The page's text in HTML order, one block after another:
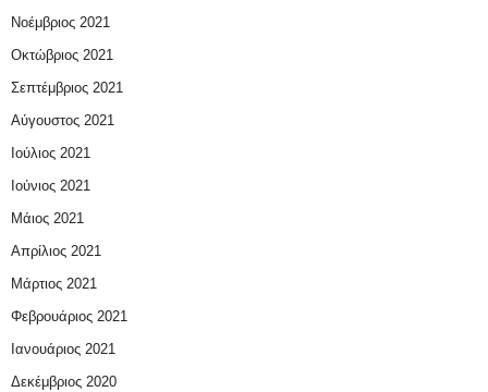
Νοέμβριος 2021
Οκτώβριος 2021
Σεπτέμβριος 2021
Αύγουστος 2021
Ιούλιος 2021
Ιούνιος 2021
Μάιος 2021
Απρίλιος 2021
Μάρτιος 2021
Φεβρουάριος 2021
Ιανουάριος 2021
Δεκέμβριος 2020